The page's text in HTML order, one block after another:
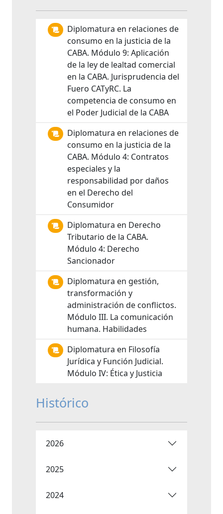
Diplomatura en relaciones de
consumo en la justicia de la
CABA. Módulo 9: Aplicación
de la ley de lealtad comercial
en la CABA. Jurisprudencia del
Fuero CATyRC. La
competencia de consumo en
el Poder Judicial de la CABA
Diplomatura en relaciones de
consumo en la justicia de la
CABA. Módulo 4: Contratos
especiales y la
responsabilidad por daños
en el Derecho del
Consumidor
Diplomatura en Derecho
Tributario de la CABA.
Módulo 4: Derecho
Sancionador
Diplomatura en gestión,
transformación y
administración de conflictos.
Módulo III. La comunicación
humana. Habilidades
Diplomatura en Filosofía
Jurídica y Función Judicial.
Módulo IV: Ética y Justicia
Histórico
2026
2025
2024